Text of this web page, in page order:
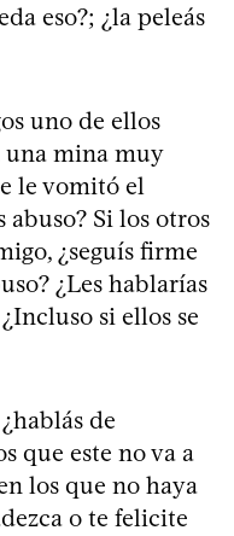
eso?; ¿la peleás
uno de ellos
una mina muy
le vomitó el
abuso? Si los otros
¿seguís firme
¿Les hablarías
si ellos se
de
que este no va a
los que no haya
o te felicite